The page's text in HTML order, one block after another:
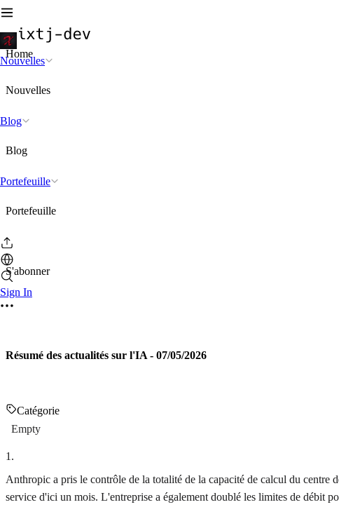
Nouvelles
Blog
Portefeuille
Sign In
Home
Nouvelles
Blog
Portefeuille
S'abonner
Résumé des actualités sur l'IA - 07/05/2026
Catégorie
Empty
1 .
Anthropic a pris le contrôle de la totalité de la capacité de calcul du
service d'ici un mois. L'entreprise a également doublé les limites de débit